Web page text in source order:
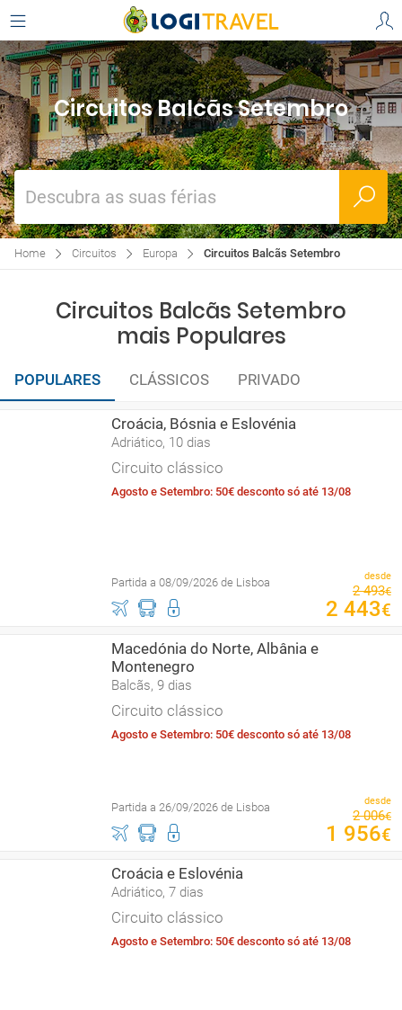
Circuitos Balcãs Setembro
Descubra as suas férias
Home Circuitos Europa Circuitos Balcãs Setembro
Circuitos Balcãs Setembro
mais Populares
POPULARES CLÁSSICOS PRIVADO
Croácia, Bósnia e Eslovénia
Adriático, 10 dias
Circuito clássico
Agosto e Setembro: 50€ desconto só até 13/08
Partida a 08/09/2026 de Lisboa desde
2 493€
2 443€
Macedónia do Norte, Albânia e
Montenegro
Balcãs, 9 dias
Circuito clássico
Agosto e Setembro: 50€ desconto só até 13/08
Partida a 26/09/2026 de Lisboa desde
2 006€
1 956€
Croácia e Eslovénia
Adriático, 7 dias
Circuito clássico
Agosto e Setembro: 50€ desconto só até 13/08